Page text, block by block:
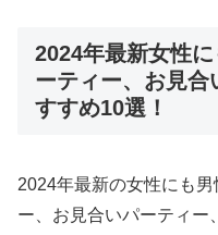
2024年最新女性
ーティー、お見合
すすめ10選！
2024年最新の女性にも
ー、お見合いパーティー